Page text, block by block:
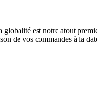
globalité est notre atout
de vos commandes à la